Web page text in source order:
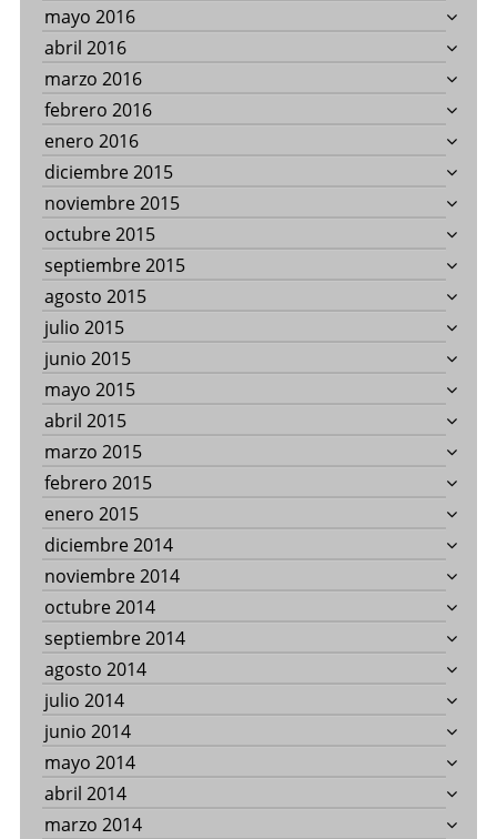
mayo 2016
abril 2016
marzo 2016
febrero 2016
enero 2016
diciembre 2015
noviembre 2015
octubre 2015
septiembre 2015
agosto 2015
julio 2015
junio 2015
mayo 2015
abril 2015
marzo 2015
febrero 2015
enero 2015
diciembre 2014
noviembre 2014
octubre 2014
septiembre 2014
agosto 2014
julio 2014
junio 2014
mayo 2014
abril 2014
marzo 2014